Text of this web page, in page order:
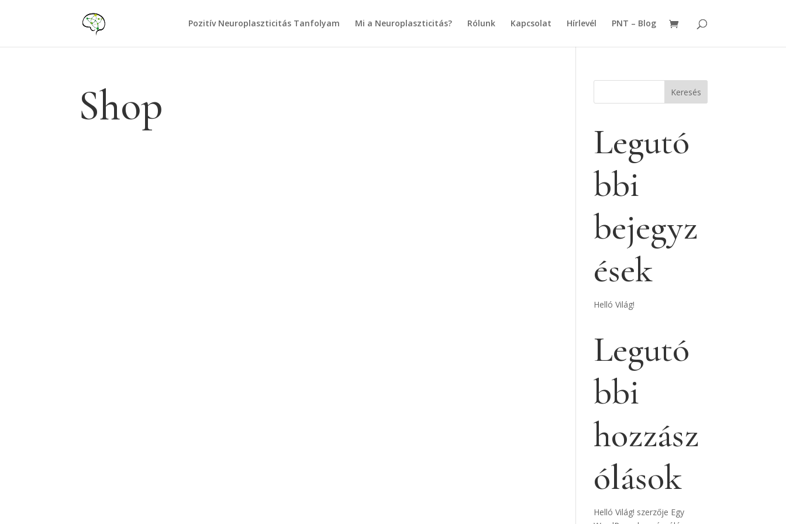
Pozitív Neuroplaszticitás Tanfolyam Mi a Neuroplaszticitás? Rólunk Kapcsolat Hírlevél PNT – Blog
Shop Keresés
Legutó
bbi
bejegyz
ések
Helló Világ!
Legutó
bbi
hozzász
ólások
Helló Világ! szerzője Egy